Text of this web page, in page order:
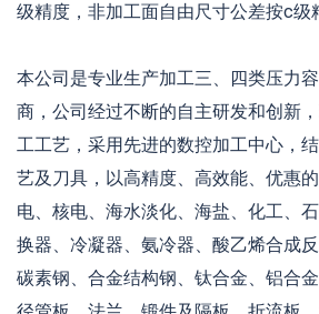
级精度，非加工面自由尺寸公差按c级
本公司是专业生产加工三、四类压力
商，公司经过不断的自主研发和创新
工工艺，采用先进的数控加工中心，
艺及刀具，以高精度、高效能、优惠
电、核电、海水淡化、海盐、化工、
换器、冷凝器、氨冷器、酸乙烯合成
碳素钢、合金结构钢、钛合金、铝合